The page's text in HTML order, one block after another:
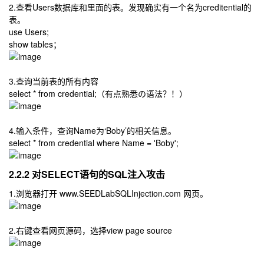
2.查看Users数据库和里面的表。发现确实有一个名为creditential的
表。
use Users;
show tables；
3.查询当前表的所有内容
select * from credential; （有点熟悉の语法？！）
4.输入条件，查询Name为‘Boby’的相关信息。
select * from credential where Name = 'Boby';
2.2.2 对SELECT语句的SQL注入攻击
1.浏览器打开 www.SEEDLabSQLInjection.com 网页。
2.右键查看网页源码，选择view page source